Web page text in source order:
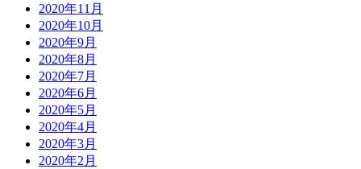
2020年11月
2020年10月
2020年9月
2020年8月
2020年7月
2020年6月
2020年5月
2020年4月
2020年3月
2020年2月